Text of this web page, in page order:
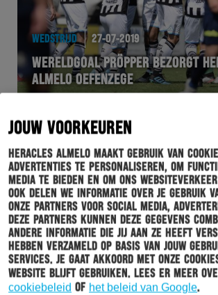
JOUW VOORKEUREN
Heracles Almelo maakt gebruik van
advertenties te personaliseren, om
media te bieden en om ons
Ook delen we informatie over je gebruik
onze partners voor social media,
Deze partners kunnen deze gegevens
andere informatie die jij aan ze heeft
hebben verzameld op basis van jouw
services. Je gaat akkoord met onze
website blijft gebruiken. Lees er meer
cookiebeleid of het beleid van Google.
WEDSTRIJD 27-07-2019
WERELDGOAL PRÖPPER BEZORGT
ALMELO OEFENZEGE
HERACLES 27-07-2019
KIJK TERUG: HERACLES TV MET